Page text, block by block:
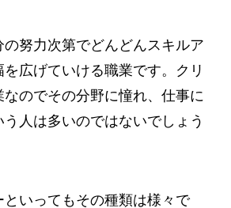
努力次第でどんどんスキルア
広げていける職業です。クリ
のでその分野に憧れ、仕事に
人は多いのではないでしょう
いってもその種類は様々で